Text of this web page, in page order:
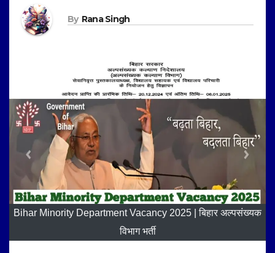
By Rana Singh
Bihar Minority Department Vacancy 2025 | बिहार अल्पसंख्यक
विभाग भर्ती